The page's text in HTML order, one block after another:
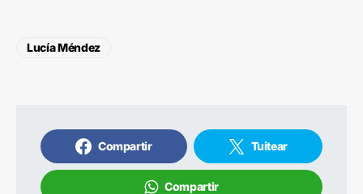
Lucía Méndez
Compartir Tuitear
Compartir